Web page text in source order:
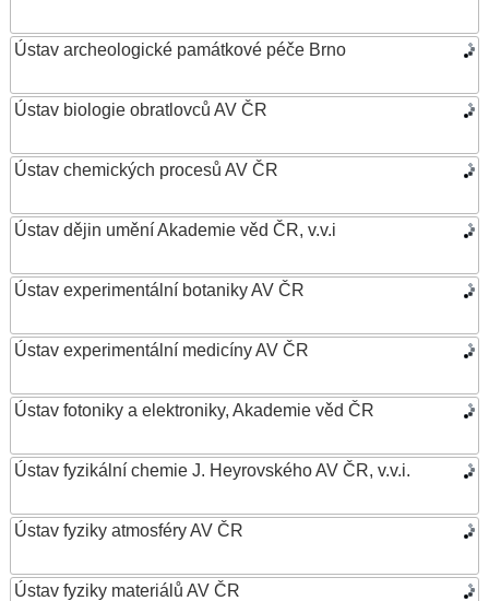
Ústav archeologické památkové péče Brno
Ústav biologie obratlovců AV ČR
Ústav chemických procesů AV ČR
Ústav dějin umění Akademie věd ČR, v.v.i
Ústav experimentální botaniky AV ČR
Ústav experimentální medicíny AV ČR
Ústav fotoniky a elektroniky, Akademie věd ČR
Ústav fyzikální chemie J. Heyrovského AV ČR, v.v.i.
Ústav fyziky atmosféry AV ČR
Ústav fyziky materiálů AV ČR